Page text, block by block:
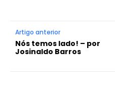
Artigo anterior
Nós temos lado! – por
Josinaldo Barros